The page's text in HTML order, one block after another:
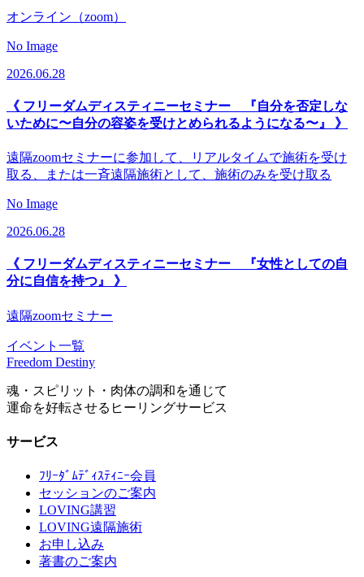
オンライン（zoom）
No Image
2026.06.28
《 フリーダムディスティニーセミナー 『自分を否定しな
いために〜自分の容姿を受けとめられるようになる〜』 》
遠隔zoomセミナーに参加して、リアルタイムで施術を受け
取る、または一斉遠隔施術として、施術のみを受け取る
No Image
2026.06.28
《 フリーダムディスティニーセミナー 『女性としての自
分に自信を持つ』 》
遠隔zoomセミナー
イベント一覧
Freedom Destiny
魂・スピリット・肉体の調和を通じて
運命を好転させるヒーリングサービス
サービス
ﾌﾘｰﾀﾞﾑﾃﾞｨｽﾃｨﾆｰ会員
セッションのご案内
LOVING講習
LOVING遠隔施術
お申し込み
著書のご案内